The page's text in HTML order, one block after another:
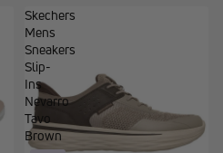
Skechers
Mens
Sneakers
Slip-
Ins
Nevarro
Tavo
Brown